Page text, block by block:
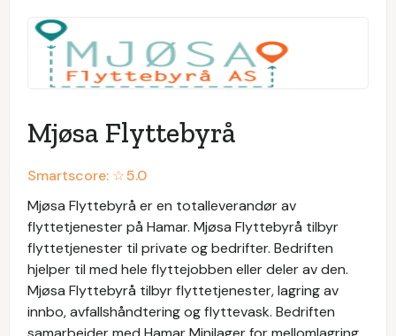
Mjøsa Flyttebyrå
Smartscore: ☆5.0
Mjøsa Flyttebyrå er en totalleverandør av
flyttetjenester på Hamar. Mjøsa Flyttebyrå tilbyr
flyttetjenester til private og bedrifter. Bedriften
hjelper til med hele flyttejobben eller deler av den.
Mjøsa Flyttebyrå tilbyr flyttetjenester, lagring av
innbo, avfallshåndtering og flyttevask. Bedriften